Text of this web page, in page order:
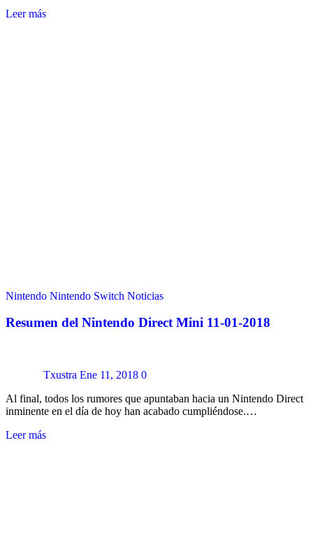
Leer más
Nintendo Nintendo Switch Noticias
Resumen del Nintendo Direct Mini 11-01-2018
Txustra Ene 11, 2018 0
Al final, todos los rumores que apuntaban hacia un Nintendo Direct
inminente en el día de hoy han acabado cumpliéndose.…
Leer más